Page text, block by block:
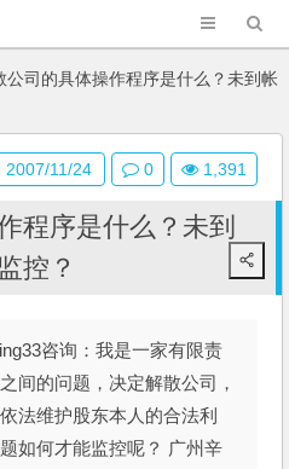
公司的具体操作程序是什么？未到帐
程序是什么？未到
控？
咨询：我是一家有限责
间的问题，决定解散公司，
法维护股东本人的合法利
如何才能监控呢？ 广州辛
2007/11/24 0 1,391